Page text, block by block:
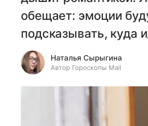
обещает: эмоции
подсказывать, куда
Наталья Сырыгина
Автор Гороскопы Mail